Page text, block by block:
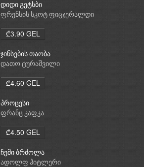
დიდი გეტსბი
ფრენსის სკოტ ფიცჯერალდი
₾3.90 GEL
ჯინსების თაობა
დათო ტურაშვილი
₾4.60 GEL
პროცესი
ფრანც კაფკა
₾4.50 GEL
ჩემი ბრძოლა
ადოლფ ჰიტლერი